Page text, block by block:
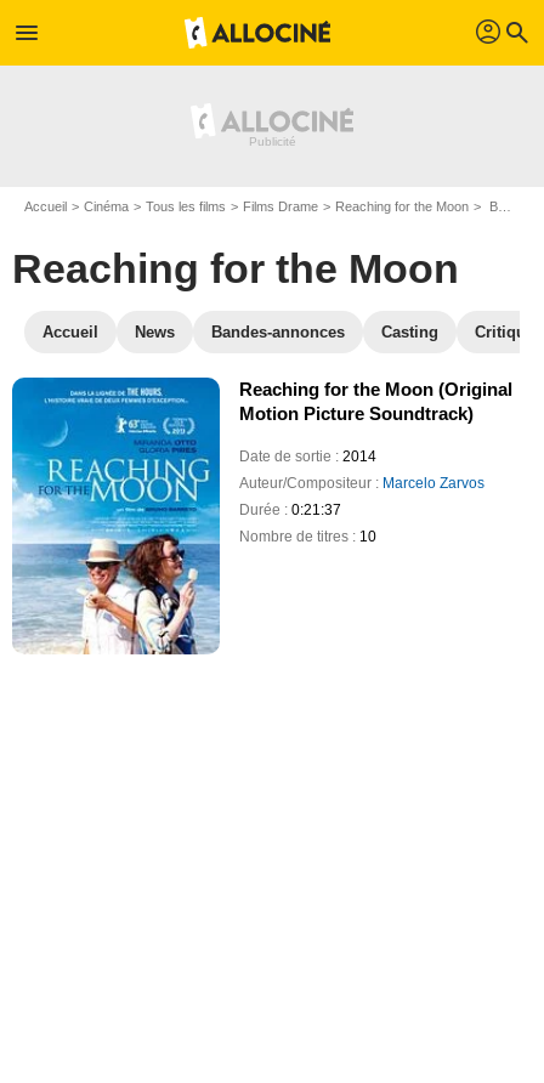
menu profil search
Accueil Cinéma Tous les films Films Drame Reaching for the Moon BO Reaching for the Moon
Reaching for the Moon
Accueil News Bandes-annonces Casting
Reaching for the Moon (Original
Motion Picture Soundtrack)
Date de sortie :2014
Auteur/Compositeur : Marcelo Zarvos
Durée :0:21:37
Nombre de titres : 10